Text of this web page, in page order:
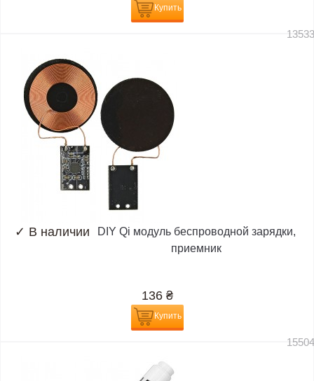
Купить
✓ В наличии
DIY Qi модуль беспроводной зарядки,
приемник
136 ₴
Купить